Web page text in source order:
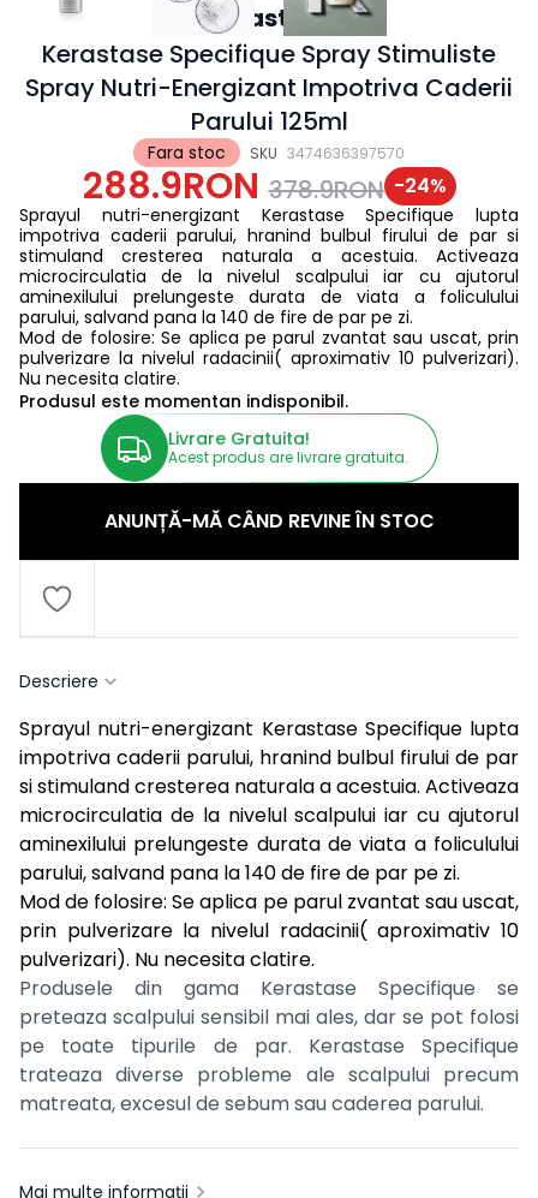
Fara stoc SKU 3474636397570
Kerastase
Kerastase Specifique Spray Stimuliste
Spray Nutri-Energizant Impotriva Caderii
Parului 125ml
288.9RON 378.9RON -24%
Sprayul nutri-energizant Kerastase Specifique lupta
impotriva caderii parului, hranind bulbul firului de par si
stimuland cresterea naturala a acestuia. Activeaza
microcirculatia de la nivelul scalpului iar cu ajutorul
aminexilului prelungeste durata de viata a foliculului
parului, salvand pana la 140 de fire de par pe zi.
Mod de folosire: Se aplica pe parul zvantat sau uscat, prin
pulverizare la nivelul radacinii( aproximativ 10 pulverizari).
Nu necesita clatire.
Produsul este momentan indisponibil.
Livrare Gratuita!
Acest produs are livrare gratuita.
ANUNȚĂ-MĂ CÂND REVINE ÎN STOC
Descriere
Sprayul nutri-energizant Kerastase Specifique lupta
impotriva caderii parului, hranind bulbul firului de par
si stimuland cresterea naturala a acestuia. Activeaza
microcirculatia de la nivelul scalpului iar cu ajutorul
aminexilului prelungeste durata de viata a foliculului
parului, salvand pana la 140 de fire de par pe zi.
Mod de folosire: Se aplica pe parul zvantat sau uscat,
prin pulverizare la nivelul radacinii( aproximativ 10
pulverizari). Nu necesita clatire.
Produsele din gama Kerastase Specifique se
preteaza scalpului sensibil mai ales, dar se pot folosi
pe toate tipurile de par. Kerastase Specifique
trateaza diverse probleme ale scalpului precum
matreata, excesul de sebum sau caderea parului.
Mai multe informații